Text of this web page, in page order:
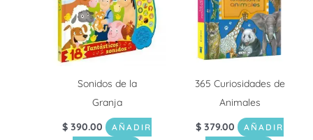
Sonidos de la
Granja
$ 390.00
AÑADIR
365 Curiosidades de
Animales
$ 379.00
AÑADIR